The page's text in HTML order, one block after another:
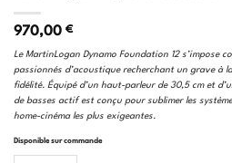
970,00 €
Le MartinLogan Dynamo Foundation 12 s’impose
passionnés d’acoustique recherchant un grave à
fidélité. Équipé d’un haut-parleur de 30,5 cm et
de basses actif est conçu pour sublimer les
home-cinéma les plus exigeantes.
Disponible sur commande